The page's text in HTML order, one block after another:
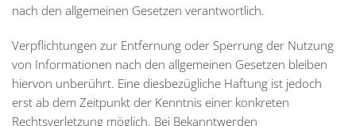
nach den allgemeinen Gesetzen verantwortlich.
Verpflichtungen zur Entfernung oder Sperrung der Nutzung
von Informationen nach den allgemeinen Gesetzen bleiben
hiervon unberührt. Eine diesbezügliche Haftung ist jedoch
erst ab dem Zeitpunkt der Kenntnis einer konkreten
Rechtsverletzung möglich. Bei Bekanntwerden